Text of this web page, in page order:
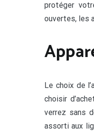
protéger
ouvertes, les
Le choix de
choisir
verrez sans
assorti aux